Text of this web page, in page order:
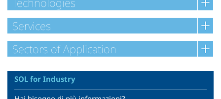
Services
Sectors of Application
SOL for Industry